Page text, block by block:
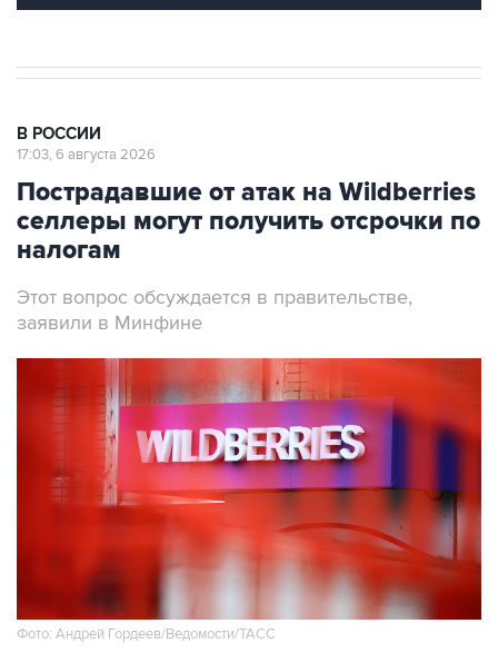
В РОССИИ
17:03, 6 августа 2026
Пострадавшие от атак на Wildberries
селлеры могут получить отсрочки по
налогам
Этот вопрос обсуждается в правительстве,
заявили в Минфине
Фото: Андрей Гордеев/Ведомости/ТАСС